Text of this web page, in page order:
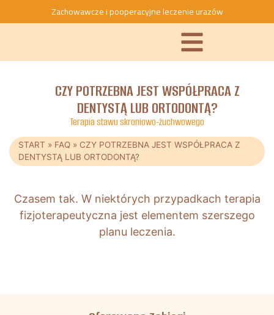
Zachowawcze i pooperacyjne leczenie urazów
CZY POTRZEBNA JEST WSPÓŁPRACA Z
DENTYSTĄ LUB ORTODONTĄ?
Terapia stawu skroniowo-żuchwowego
START » FAQ » CZY POTRZEBNA JEST WSPÓŁPRACA Z
DENTYSTĄ LUB ORTODONTĄ?
Czasem tak. W niektórych przypadkach terapia
fizjoterapeutyczna jest elementem szerszego
planu leczenia.